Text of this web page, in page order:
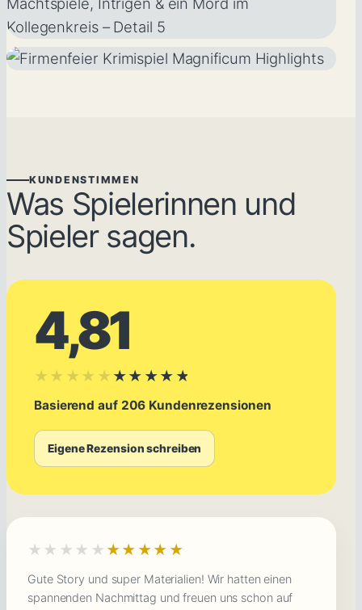
KUNDENSTIMMEN
Was Spielerinnen und
Spieler sagen.
4,81
★★★★★ ★★★★★
Basierend auf 206 Kundenrezensionen
Eigene Rezension schreiben
★★★★★ ★★★★★
Gute Story und super Materialien! Wir hatten einen
spannenden Nachmittag und freuen uns schon auf